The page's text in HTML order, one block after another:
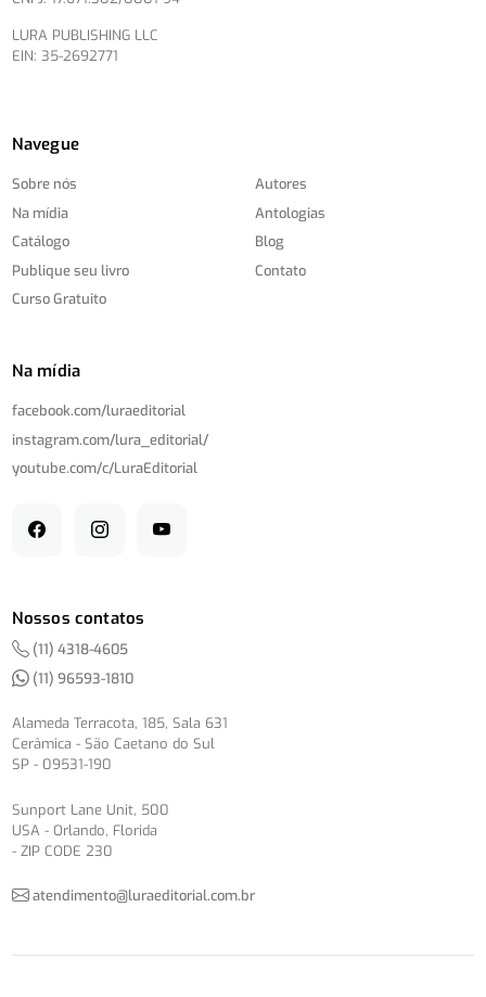
LURA PUBLISHING LLC
EIN: 35-2692771
Navegue
Sobre nós
Na mídia
Catálogo
Publique seu livro
Curso Gratuito
Autores
Antologias
Blog
Contato
Na mídia
facebook.com/luraeditorial
instagram.com/lura_editorial/
youtube.com/c/LuraEditorial
Nossos contatos
(11) 4318-4605
(11) 96593-1810
Alameda Terracota, 185, Sala 631
Cerâmica - São Caetano do Sul
SP - 09531-190
Sunport Lane Unit, 500
USA - Orlando, Florida
- ZIP CODE 230
atendimento@luraeditorial.com.br